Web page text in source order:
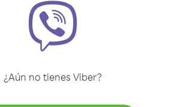
¿Aún no tienes Viber?